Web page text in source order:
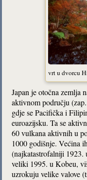
vrt u dvorcu
Japan je otočna zemlja
aktivnom području
gdje se Pacifička i
euroazijsku. Ta se
60 vulkana aktivnih u
1000 godišnje. Većina
(najkatastrofalniji
veliki 1995. u Kobeu,
uzrokuju velike valove